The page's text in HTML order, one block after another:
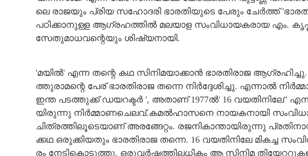
ലെ​ ​രാ​ജ​യും​ ​പ്രി​യ​ ​സ​ഹോ​ദ​രി​ ​ഭാ​ര​തി​യു​ടെ​ ​പേ​രും​ ​ചേ​ർ​ത്ത്
പഠിക്കാനുള്ള ആഗ്രഹത്തിൽ മലയാള സംവിധായകരായ എം.
സേതുമാധവന്റെയും ശിഷ്യനായി.
'​മ​യി​ൽ​'​ ​എ​ന്ന​ ​ത​ന്റെ​ ​ക​ഥ​ ​സി​നി​മ​യാ​ക്കാ​ൻ​ ​ഭാ​ര​തി​രാ​ജ​
ത്തു​രാ​മ​ന്റെ​ ​പേ​ര് ​ഭാ​ര​തി​രാ​ജ​ ​ത​ന്നെ​ ​നി​ർ​ദ്ദേ​ശി​ച്ചു.​ ​എ​ന്നാ​ൽ​
​ഇ​ന്ത​ ​പ​ട​ത്തു​ക്ക് ​ഡ​യ​റ​ക്ട​ർ​ ​',​ ​അ​താ​ണ് 1977​ൽ​'​ 16​ ​വ​യ​തി​നി​ലേ"​
യി​രു​ന്നു​ ​നി​ർ​മ്മാ​ണ​ചെ​ല​വ്.​ക​മ​ൽ​ഹാ​സ​നെ​ ​നാ​യ​ക​നാ​യി​
ചി​ത്ര​ത്തി​ലൂ​ടെ​യാ​ണ് ​അ​ര​ങ്ങേ​റ്റം.​ ​ര​ജ​നി​കാ​ന്താ​യി​രു​ന്നു​
ക്ക​ഥ​ ​ഒ​രു​ക്കി​യ​തും​ ​ഭാ​ര​തി​രാ​ജ​ ​ത​ന്നെ.​ ​16 ​വ​യ​തി​നി​ലേ​ ​മി​ക​ച്ച​
രം​ ​നേ​ടി​കൊ​ടു​ത്തു.​ ​ഒ​രു​വ​ർ​ഷ​ത്തി​ല​ധി​കം​ ​ആ​ ​സി​നി​മ​ ​തി​യേ​റ്റ​റു​ക​ളി​ൽ​